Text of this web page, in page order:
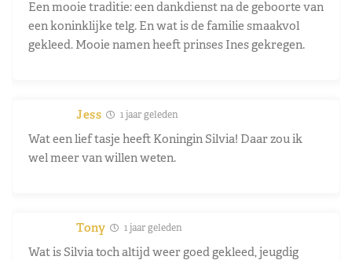
Een mooie traditie: een dankdienst na de geboorte van
een koninklijke telg. En wat is de familie smaakvol
gekleed. Mooie namen heeft prinses Ines gekregen.
Jess 1 jaar geleden
Wat een lief tasje heeft Koningin Silvia! Daar zou ik
wel meer van willen weten.
Tony 1 jaar geleden
Wat is Silvia toch altijd weer goed gekleed, jeugdig